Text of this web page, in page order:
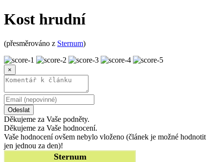
Kost hrudní
(přesměrováno z Sternum)
×
Odeslat
Děkujeme za Vaše podněty.
Děkujeme za Vaše hodnocení.
Vaše hodnocení ovšem nebylo vloženo (článek je možné hodnotit
jen jednou za den)!
Sternum